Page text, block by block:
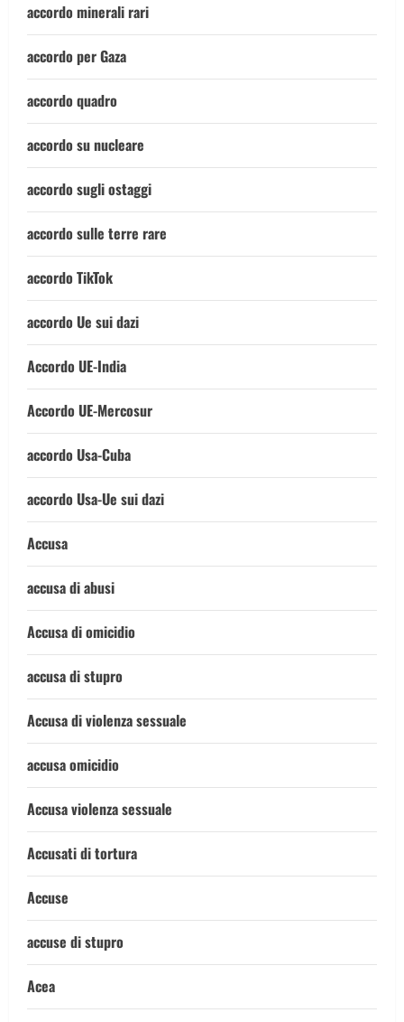
accordo minerali rari
accordo per Gaza
accordo quadro
accordo su nucleare
accordo sugli ostaggi
accordo sulle terre rare
accordo TikTok
accordo Ue sui dazi
Accordo UE-India
Accordo UE-Mercosur
accordo Usa-Cuba
accordo Usa-Ue sui dazi
Accusa
accusa di abusi
Accusa di omicidio
accusa di stupro
Accusa di violenza sessuale
accusa omicidio
Accusa violenza sessuale
Accusati di tortura
Accuse
accuse di stupro
Acea